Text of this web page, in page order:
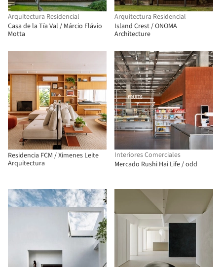
Arquitectura Residencial
Casa de la Tía Val / Márcio Flávio
Motta
Arquitectura Residencial
Island Crest / ONOMA
Architecture
Residencia FCM / Ximenes Leite
Arquitectura
Interiores Comerciales
Mercado Rushi Hai Life / odd